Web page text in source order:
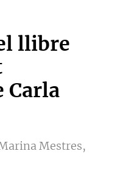
llibre
Carla
Mestres,